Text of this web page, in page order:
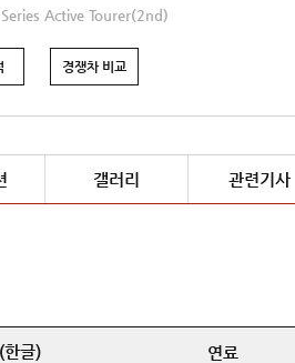
Active Tourer(2nd)
경쟁차 비교
갤러리 관련기사
한글) 연료